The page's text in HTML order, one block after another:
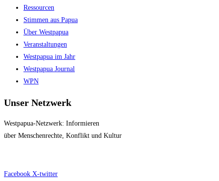
Ressourcen
Stimmen aus Papua
Über Westpapua
Veranstaltungen
Westpapua im Jahr
Westpapua Journal
WPN
Unser Netzwerk
Westpapua-Netzwerk: Informieren
über Menschenrechte, Konflikt und Kultur
Facebook X-twitter